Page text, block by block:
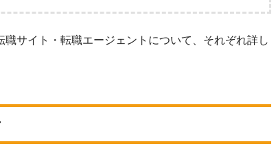
6,563件
5,238件
調査の企画・集計
対象とした求人について
人のうち、「勤務施設：クリニック／診療所」の条件に合致する
サイト・転職エージェントについて、それぞれ詳し